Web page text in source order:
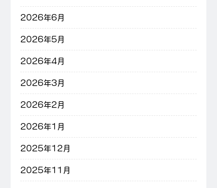
2026年6月
2026年5月
2026年4月
2026年3月
2026年2月
2026年1月
2025年12月
2025年11月